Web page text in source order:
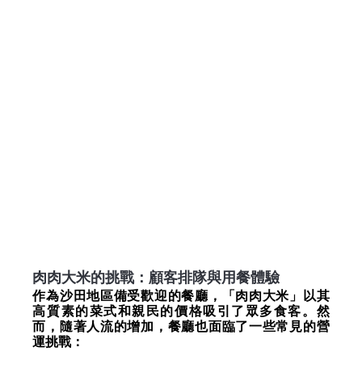
肉肉大米的挑戰：顧客排隊與用餐體驗
作為沙田地區備受歡迎的餐廳，「肉肉大米」以其
高質素的菜式和親民的價格吸引了眾多食客。然
而，隨著人流的增加，餐廳也面臨了一些常見的營
運挑戰：